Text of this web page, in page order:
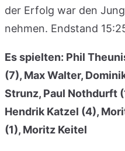
der Erfolg war den
nehmen. Endstand
Es spielten: Phil
(7), Max Walter,
Strunz, Paul Nothdurft
Hendrik Katzel (4),
(1), Moritz Keitel